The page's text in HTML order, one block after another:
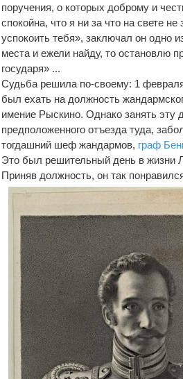
поручения, о которых доброму и
спокойна, что я ни за что на свете
успокоить тебя», заключал он одно
места и ежели найду, то остановлю
государя» ...
Судьба решила по-своему: 1
был ехать на должность
имение Рыскино. Однако занять эту
предположенного отъезда туда,
тогдашний шеф жандармов, граф
Это был решительный день в жизни
Приняв должность, он так